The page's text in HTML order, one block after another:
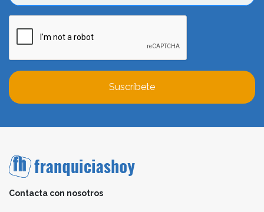
Suscríbete
Contacta con nosotros